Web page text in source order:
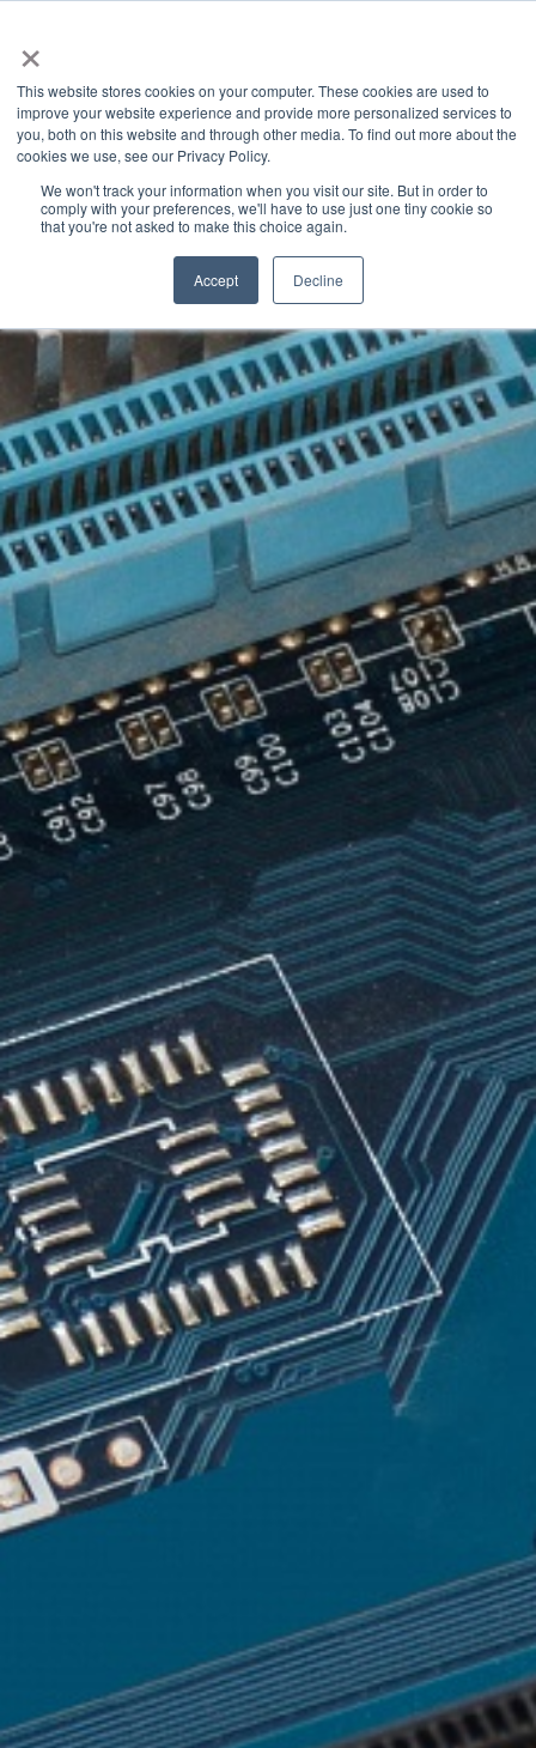
×
This website stores cookies on your computer. These cookies are used to
improve your website experience and provide more personalized services to
you, both on this website and through other media. To find out more about the
cookies we use, see our Privacy Policy.
We won't track your information when you visit our site. But in order to
comply with your preferences, we'll have to use just one tiny cookie so
that you're not asked to make this choice again.
Accept Decline
Latest News